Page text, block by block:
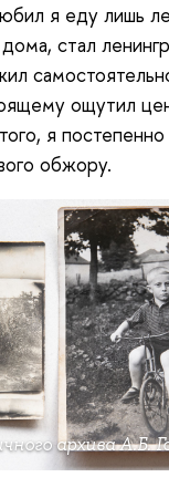
я еду лишь
стал
ощутил
я
обжору.
архива А.Б.